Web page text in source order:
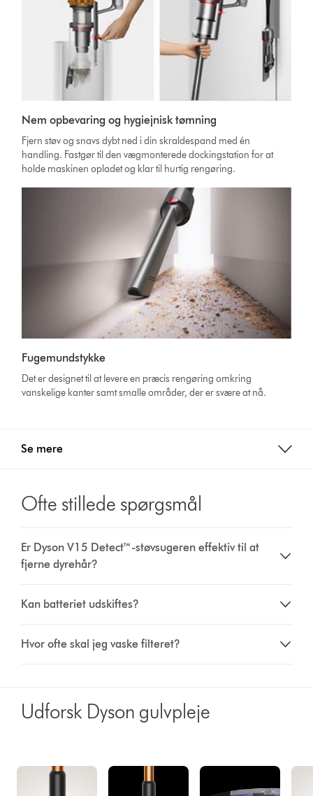
Nem opbevaring og hygiejnisk tømning
Fjern støv og snavs dybt ned i din skraldespand med én
handling. Fastgør til den vægmonterede dockingstation for at
holde maskinen opladet og klar til hurtig rengøring.
Fugemundstykke
Det er designet til at levere en præcis rengøring omkring
vanskelige kanter samt smalle områder, der er svære at nå.
Se mere
Ofte stillede spørgsmål
Er Dyson V15 Detect™-støvsugeren effektiv til at
fjerne dyrehår?
Kan batteriet udskiftes?
Hvor ofte skal jeg vaske filteret?
Udforsk Dyson gulvpleje